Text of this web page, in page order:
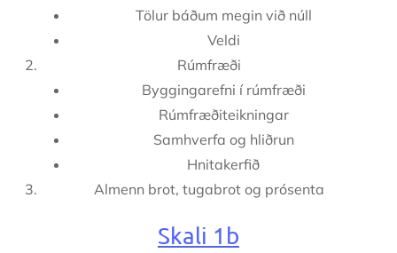
Tölur báðum megin við núll
Veldi
Rúmfræði
Byggingarefni í rúmfræði
Rúmfræðiteikningar
Samhverfa og hliðrun
Hnitakerfið
Almenn brot, tugabrot og prósenta
Skali 1b